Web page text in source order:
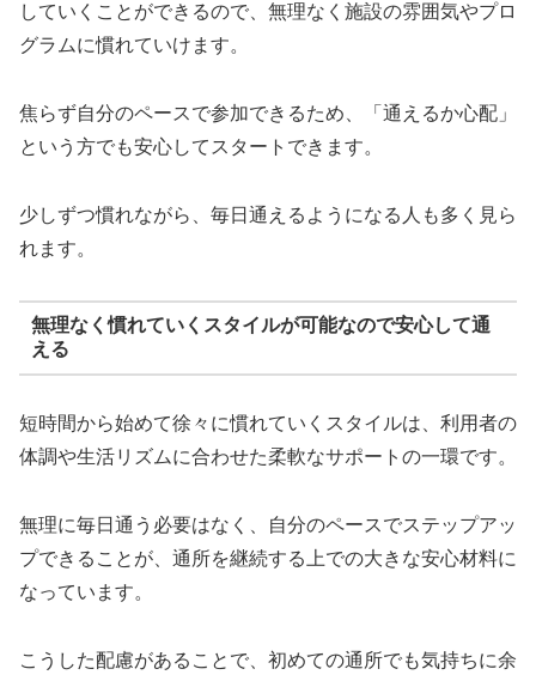
していくことができるので、無理なく施設の雰囲気やプロ
グラムに慣れていけます。
焦らず自分のペースで参加できるため、「通えるか心配」
という方でも安心してスタートできます。
少しずつ慣れながら、毎日通えるようになる人も多く見ら
れます。
無理なく慣れていくスタイルが可能なので安心して通
える
短時間から始めて徐々に慣れていくスタイルは、利用者の
体調や生活リズムに合わせた柔軟なサポートの一環です。
無理に毎日通う必要はなく、自分のペースでステップアッ
プできることが、通所を継続する上での大きな安心材料に
なっています。
こうした配慮があることで、初めての通所でも気持ちに余